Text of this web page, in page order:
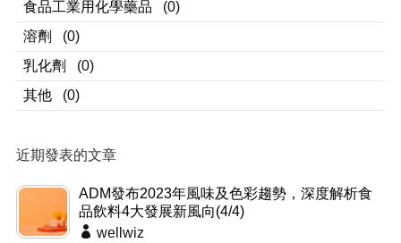
食品工業用化學藥品
(0)
溶劑
(0)
乳化劑
(0)
其他
(0)
近期發表的文章
ADM發布2023年風味及色彩趨勢，深度解析食
品飲料4大發展新風向(4/4)
wellwiz